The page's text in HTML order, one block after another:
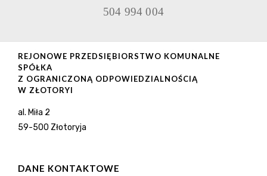
504 994 004
REJONOWE PRZEDSIĘBIORSTWO KOMUNALNE
SPÓŁKA
Z OGRANICZONĄ ODPOWIEDZIALNOŚCIĄ
W ZŁOTORYI
al. Miła 2
59-500 Złotoryja
DANE KONTAKTOWE